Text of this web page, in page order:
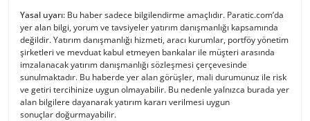
Yasal uyarı: Bu haber sadece bilgilendirme amaçlıdır. Paratic.com’da
yer alan bilgi, yorum ve tavsiyeler yatırım danışmanlığı kapsamında
değildir. Yatırım danışmanlığı hizmeti, aracı kurumlar, portföy yönetim
şirketleri ve mevduat kabul etmeyen bankalar ile müşteri arasında
imzalanacak yatırım danışmanlığı sözleşmesi çerçevesinde
sunulmaktadır. Bu haberde yer alan görüşler, mali durumunuz ile risk
ve getiri tercihinize uygun olmayabilir. Bu nedenle yalnızca burada yer
alan bilgilere dayanarak yatırım kararı verilmesi uygun
sonuçlar doğurmayabilir.